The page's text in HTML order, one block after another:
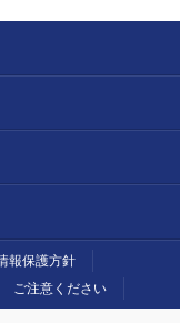
報保護方針
ご注意ください